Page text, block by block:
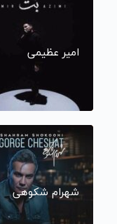
امیر عظیمی
شهرام شکوهی